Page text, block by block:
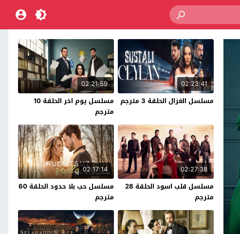
02:23:41
مسلسل الغزال الحلقة 3 مترجم
02:21:59
مسلسل يوم اخر الحلقة 10
مترجم
02:27:38
مسلسل قلب اسود الحلقة 28
مترجم
02:17:14
مسلسل حب بلا حدود الحلقة 60
مترجم